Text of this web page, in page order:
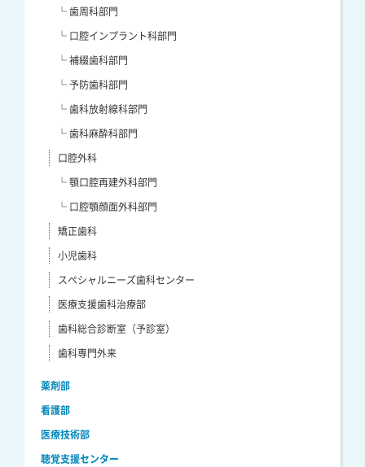
└ 歯周科部門
└ 口腔インプラント科部門
└ 補綴歯科部門
└ 予防歯科部門
└ 歯科放射線科部門
└ 歯科麻酔科部門
口腔外科
└ 顎口腔再建外科部門
└ 口腔顎顔面外科部門
矯正歯科
小児歯科
スペシャルニーズ歯科センター
医療支援歯科治療部
歯科総合診断室（予診室）
歯科専門外来
薬剤部
看護部
医療技術部
聴覚支援センター